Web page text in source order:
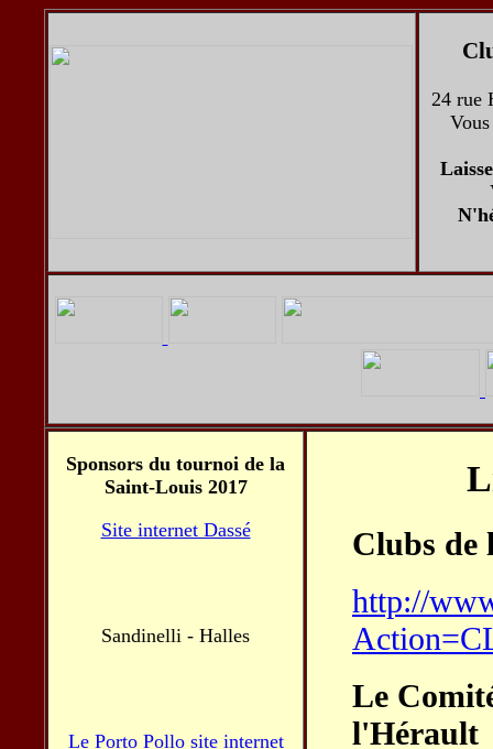
24 rue
Sponsors du tournoi de la
Saint-Louis 2017
Site internet Dassé
Sandinelli - Halles
Le Porto Pollo site internet
Clubs
http://
Le
l'Hérault